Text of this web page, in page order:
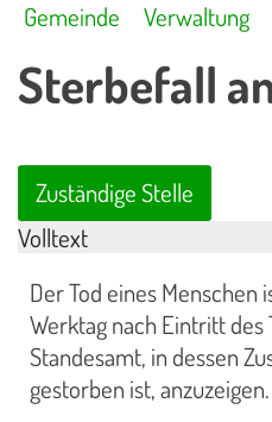
Gemeinde Verwaltung
Sterbefall
Zuständige Stelle
Volltext
Der Tod eines
Werktag nach Eintritt des
Standesamt, in dessen
gestorben ist, anzuzeigen.